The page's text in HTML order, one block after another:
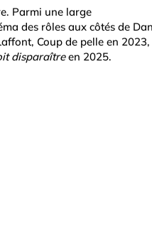
Parmi une large
des rôles aux côtés de
Coup de pelle en 2023,
disparaîtreen 2025.